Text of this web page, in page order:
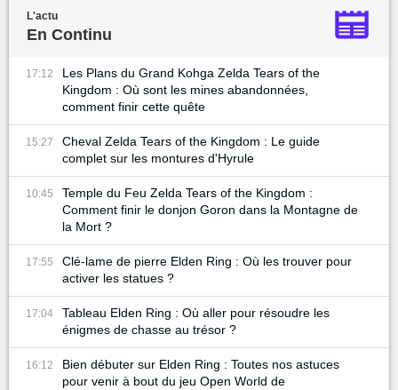
L'actu
En Continu
17:12
Les Plans du Grand Kohga Zelda Tears of the
Kingdom : Où sont les mines abandonnées,
comment finir cette quête
15:27
Cheval Zelda Tears of the Kingdom : Le guide
complet sur les montures d'Hyrule
10:45
Temple du Feu Zelda Tears of the Kingdom :
Comment finir le donjon Goron dans la Montagne de
la Mort ?
17:55
Clé-lame de pierre Elden Ring : Où les trouver pour
activer les statues ?
17:04
Tableau Elden Ring : Où aller pour résoudre les
énigmes de chasse au trésor ?
16:12
Bien débuter sur Elden Ring : Toutes nos astuces
pour venir à bout du jeu Open World de